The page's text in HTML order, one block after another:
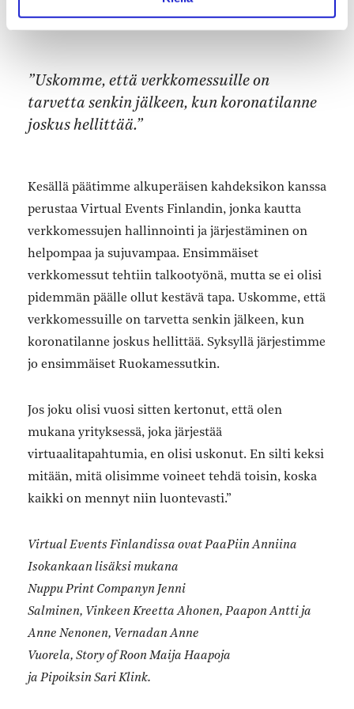
suomalaista.
”Uskomme, että verkkomessuille on
tarvetta senkin jälkeen, kun koronatilanne
joskus hellittää.”
Kesällä päätimme alkuperäisen kahdeksikon kanssa
perustaa Virtual Events Finlandin, jonka kautta
verkkomessujen hallinnointi ja järjestäminen on
helpompaa ja sujuvampaa. Ensimmäiset
verkkomessut tehtiin talkootyönä, mutta se ei olisi
pidemmän päälle ollut kestävä tapa. Uskomme, että
verkkomessuille on tarvetta senkin jälkeen, kun
koronatilanne joskus hellittää. Syksyllä järjestimme
jo ensimmäiset Ruokamessutkin.
Jos joku olisi vuosi sitten kertonut, että olen
mukana yrityksessä, joka järjestää
virtuaalitapahtumia, en olisi uskonut. En silti keksi
mitään, mitä olisimme voineet tehdä toisin, koska
kaikki on mennyt niin luontevasti.”
Virtual Events Finlandissa ovat PaaPiin Anniina
Isokankaan lisäksi mukana
Nuppu Print Companyn Jenni
Salminen, Vinkeen Kreetta Ahonen, Paapon Antti ja
Anne Nenonen, Vernadan Anne
Vuorela, Story of Roon Maija Haapoja
ja Pipoiksin Sari Klink.